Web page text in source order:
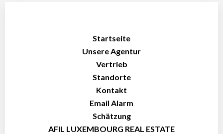
Startseite
Unsere Agentur
Vertrieb
Standorte
Kontakt
Email Alarm
Schätzung
AFIL LUXEMBOURG REAL ESTATE